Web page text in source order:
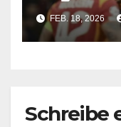
in der
FEB. 18, 2026
Schreibe